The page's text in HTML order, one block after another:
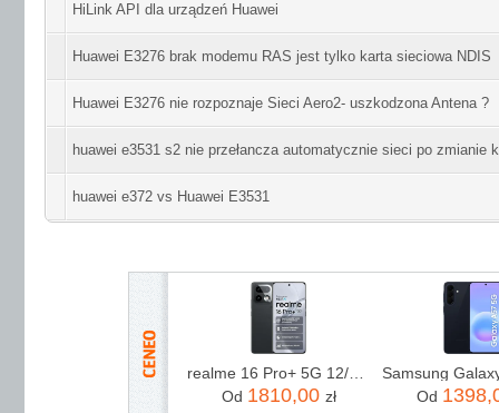
HiLink API dla urządzeń Huawei
Huawei E3276 brak modemu RAS jest tylko karta sieciowa NDIS
Huawei E3276 nie rozpoznaje Sieci Aero2- uszkodzona Antena ?
huawei e3531 s2 nie przełancza automatycznie sieci po zmianie
huawei e372 vs Huawei E3531
realme 16 Pro+ 5G 12/512GB Szary
Od 1810,00 zł Od